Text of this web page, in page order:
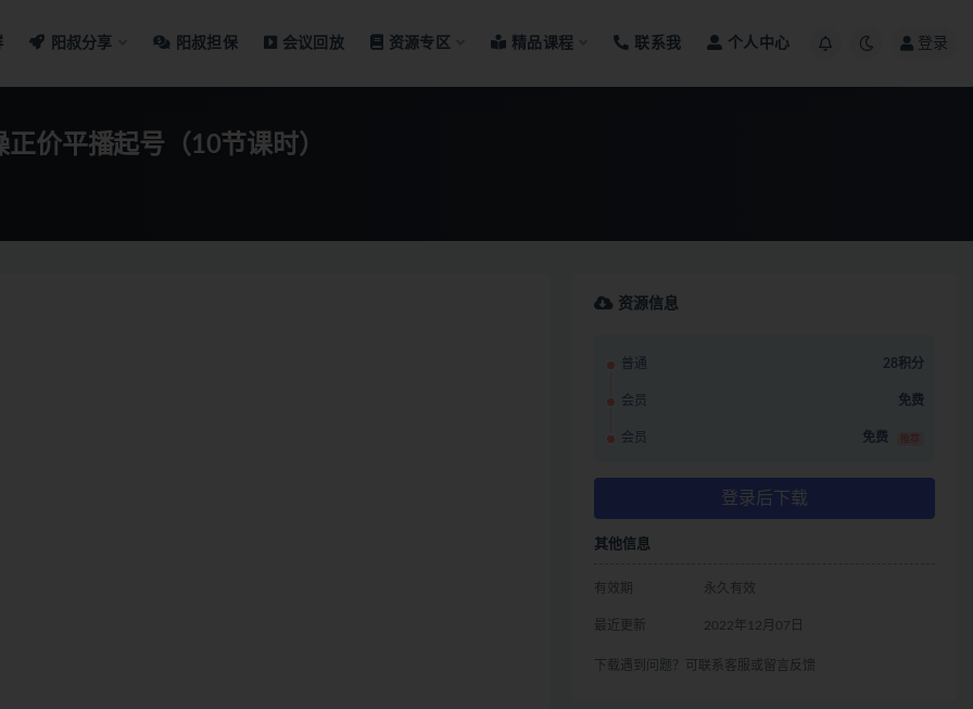
阳叔分享 阳叔担保 会议回放 资源专区 精品课程 联系我 个人中心 登录
价平播起号（10节课时）
资源信息
普通 28积分
会员 免费
会员 免费 推荐
登录后下载
其他信息
有效期 永久有效
最近更新 2022年12月07日
下载遇到问题？可联系客服或留言反馈